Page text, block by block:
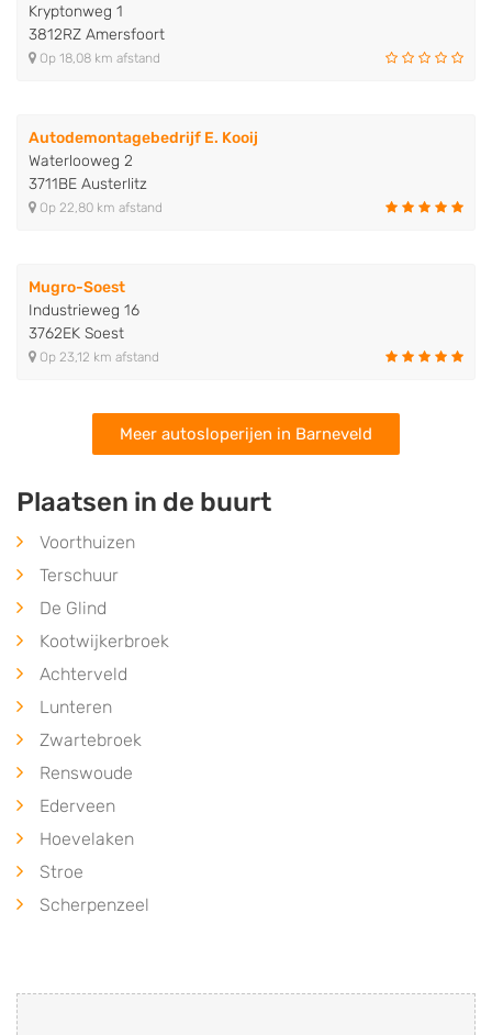
Kryptonweg 1
3812RZ Amersfoort
Op 18,08 km afstand
Autodemontagebedrijf E. Kooij
Waterlooweg 2
3711BE Austerlitz
Op 22,80 km afstand
Mugro-Soest
Industrieweg 16
3762EK Soest
Op 23,12 km afstand
Meer autosloperijen in Barneveld
Plaatsen in de buurt
Voorthuizen
Terschuur
De Glind
Kootwijkerbroek
Achterveld
Lunteren
Zwartebroek
Renswoude
Ederveen
Hoevelaken
Stroe
Scherpenzeel